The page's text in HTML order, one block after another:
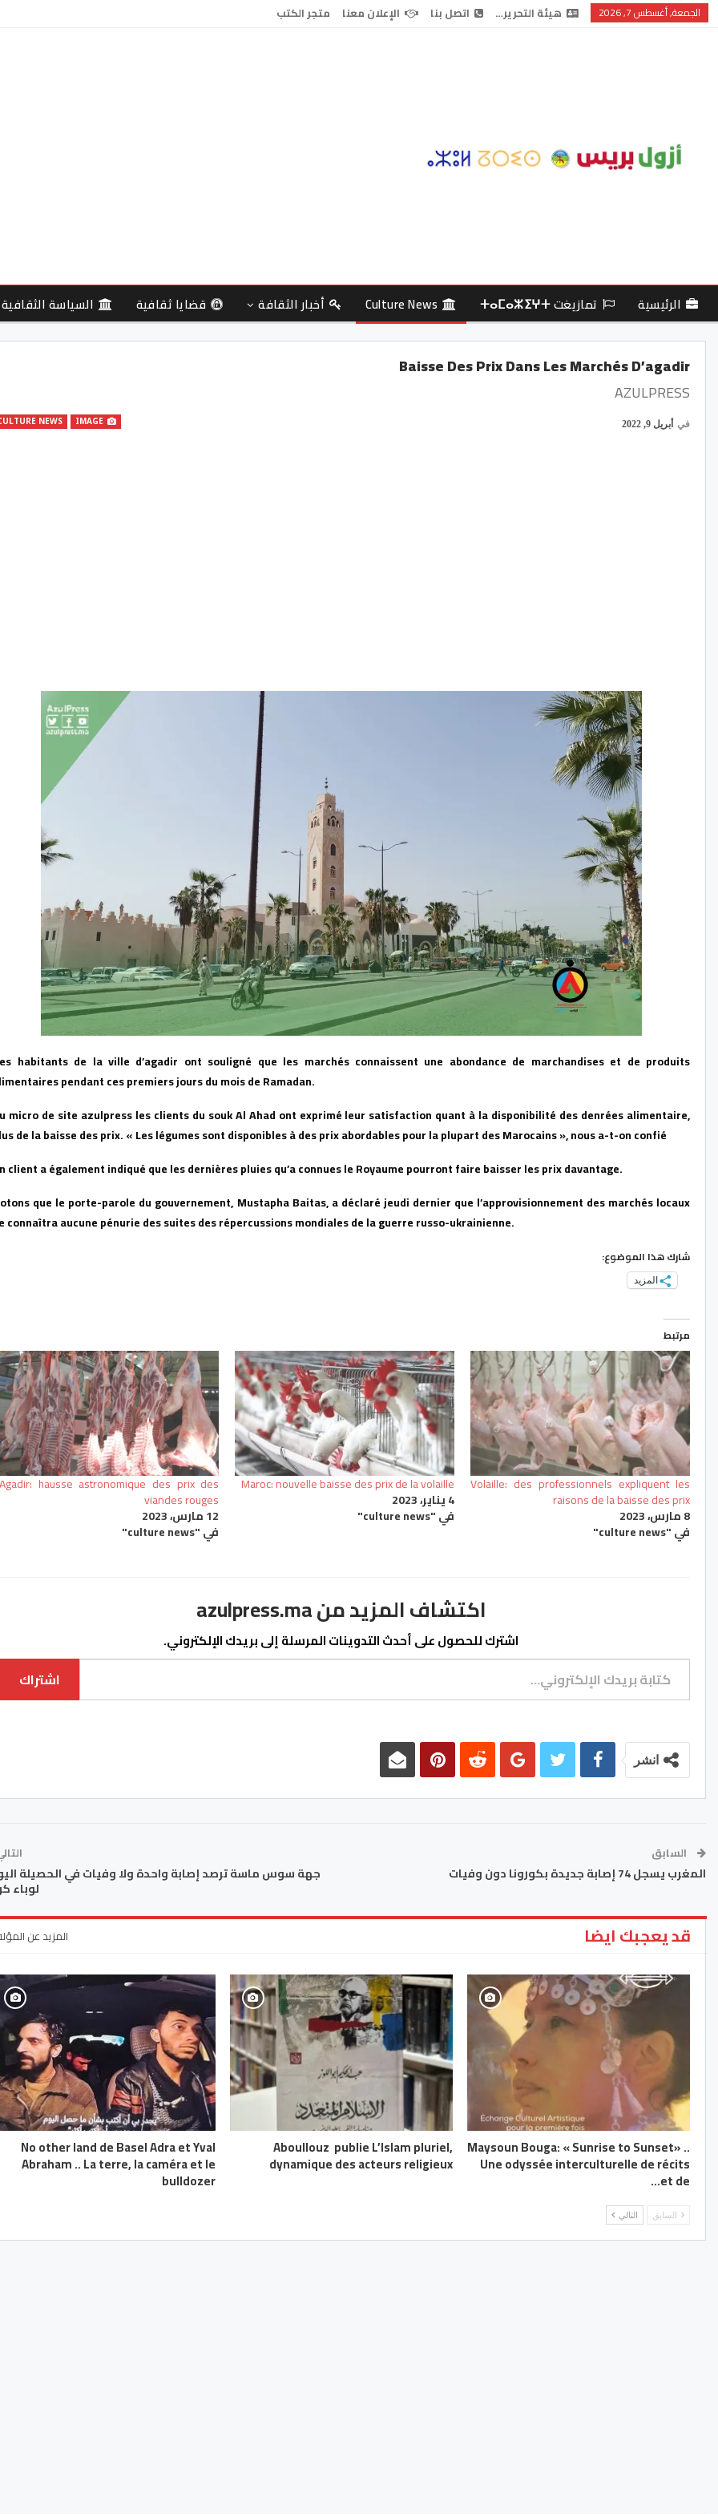
الجمعة, أغسطس 7, 2026 هيئة التحرير… اتصل بنا الإعلان معنا متجر الكتب
الرئيسية تمازيغت ⵜⴰⵎⴰⵣⵉⵖⵜ Culture News أخبار الثقافة قضايا ثقافية السياسة الثقافية
Baisse Des Prix Dans Les Marchés D’agadir
AZULPRESS
NEWS في أبريل 9, 2022
habitants de la ville d’agadir ont souligné que les marchés connaissent une abondance de marchandises et de produits
pendant ces premiers jours du mois de Ramadan.
micro de site azulpress les clients du souk Al Ahad ont exprimé leur satisfaction quant à la disponibilité des denrées alimentaire,
de la baisse des prix. « Les légumes sont disponibles à des prix abordables pour la plupart des Marocains », nous a-t-on confié
client a également indiqué que les dernières pluies qu’a connues le Royaume pourront faire baisser les prix davantage.
que le porte-parole du gouvernement, Mustapha Baitas, a déclaré jeudi dernier que l’approvisionnement des marchés locaux
connaîtra aucune pénurie des suites des répercussions mondiales de la guerre russo-ukrainienne.
شارك هذا الموضوع:
المزيد
مرتبط
Volaille: des professionnels expliquent les
raisons de la baisse des prix
8 مارس، 2023
في "culture news"
Maroc: nouvelle baisse des prix de la volaille
4 يناير، 2023
في "culture news"
Agadir: hausse astronomique des prix des
viandes rouges
12 مارس، 2023
في "culture news"
اكتشاف المزيد من azulpress.ma
اشترك للحصول على أحدث التدوينات المرسلة إلى بريدك الإلكتروني.
كتابة بريدك الإلكتروني...
اشتراك
انشر
السابق
المغرب يسجل 74 إصابة جديدة بكورونا دون وفيات جهة سوس ماسة ترصد إصابة واحدة ولا وفيات في الحصيلة
لوباء
قد يعجبك ايضا المزيد عن
Maysoun Bouga: « Sunrise to Sunset» ..
Une odyssée interculturelle de récits
et de…
Aboullouz publie L’Islam pluriel,
dynamique des acteurs religieux
No other land de Basel Adra et Yval
Abraham .. La terre, la caméra et le
bulldozer
السابق التالي